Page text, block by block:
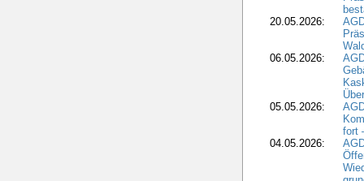
20.05.2026:
06.05.2026:
05.05.2026:
fort
04.05.2026: